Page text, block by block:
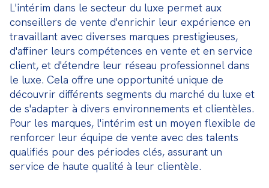
L'intérim dans le secteur du luxe permet aux
conseillers de vente d'enrichir leur expérience en
travaillant avec diverses marques prestigieuses,
d'affiner leurs compétences en vente et en service
client, et d'étendre leur réseau professionnel dans
le luxe. Cela offre une opportunité unique de
découvrir différents segments du marché du luxe et
de s'adapter à divers environnements et clientèles.
Pour les marques, l'intérim est un moyen flexible de
renforcer leur équipe de vente avec des talents
qualifiés pour des périodes clés, assurant un
service de haute qualité à leur clientèle.